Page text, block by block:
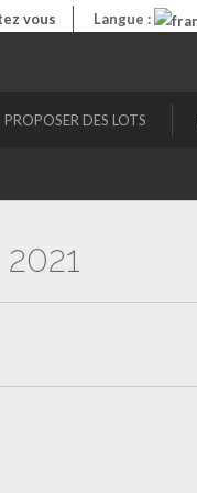
vous Langue :
PROPOSER DES LOTS